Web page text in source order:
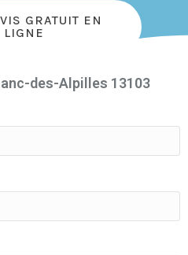
GRATUIT EN
LIGNE
des-Alpilles 13103